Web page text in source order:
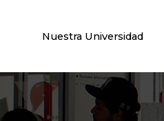
Nuestra Universidad